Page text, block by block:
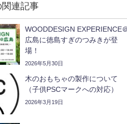
関連記事
WOODDESIGN EXPERIENCE
広島に徳島すぎのつみきが登
場！
2026年5月30日
木のおもちゃの製作について
（子供PSCマークへの対応）
2026年3月19日